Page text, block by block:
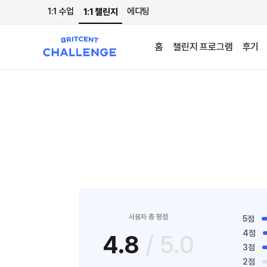
1:1 수업 1:1 챌린지 에디팅
홈 챌린지 프로그램 후기
사용자 총 평점
4.8 / 5.0
5점
4점
3점
2점